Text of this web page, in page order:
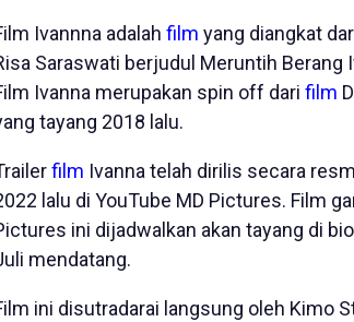
Ivannna adalah film yang diangkat
Saraswati berjudul Meruntih Berang
Ivanna merupakan spin off dari film
tayang 2018 lalu.
film Ivanna telah dirilis secara
lalu di YouTube MD Pictures. Film
ini dijadwalkan akan tayang di
mendatang.
ini disutradarai langsung oleh Kimo